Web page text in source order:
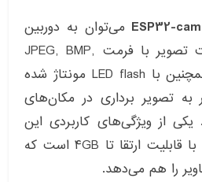
ESP32-cam می‌توان به دوربین
OV2640 با قابلیت ثبت تصویر با فرمت JPEG, BMP,
grayscale اشاره کرد. همچنین با LED flash مونتاژ شده
به تصویر برداری در مکان‌های
یکی از ویژگی‌های کاربردی این
ماژول ورودی micro SD با قابلیت ارتقا تا ۴GB است که
را هم می‌دهد.